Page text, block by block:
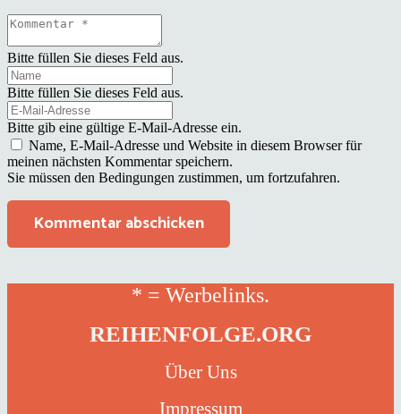
Bitte füllen Sie dieses Feld aus.
Bitte füllen Sie dieses Feld aus.
Bitte gib eine gültige E-Mail-Adresse ein.
Name, E-Mail-Adresse und Website in diesem Browser für
meinen nächsten Kommentar speichern.
Sie müssen den Bedingungen zustimmen, um fortzufahren.
Kommentar abschicken
* = Werbelinks.
REIHENFOLGE.ORG
Über Uns
Impressum